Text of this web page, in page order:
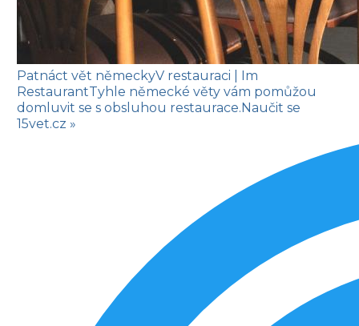
Patnáct vět německyV restauraci
| Im
RestaurantTyhle německé věty vám pomůžou
domluvit se s obsluhou restaurace.Naučit se
15vet.cz »